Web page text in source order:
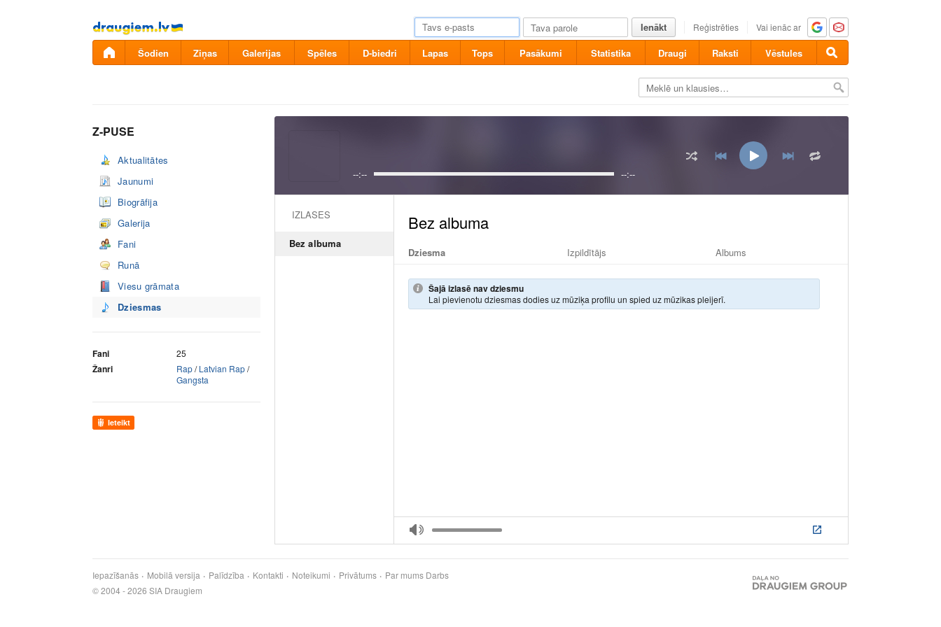
Pāriet
uz
saturu
Ienākt Reģistrēties Vai ienāc ar
Šodien Ziņas Galerijas Spēles D-biedri Lapas Tops Pasākumi Statistika Draugi Raksti Vēstules
Z-PUSE
Aktualitātes
Jaunumi
Biogrāfija
Galerija
Fani
Runā
Viesu grāmata
Dziesmas
Fani 25
Žanri Rap/Latvian Rap/
Gangsta
Ieteikt
--:-- --:--
IZLASES
Bez albuma
Dziesma Izpildītājs Albums
Šajā izlasē nav dziesmu
Lai pievienotu dziesmas dodies uz mūziķa profilu un spied uzmūzikas pleijerī.
Iepazīšanās Mobilā versija Palīdzība Kontakti Noteikumi Privātums Par mums Darbs
© 2004 - 2026 SIA Draugiem